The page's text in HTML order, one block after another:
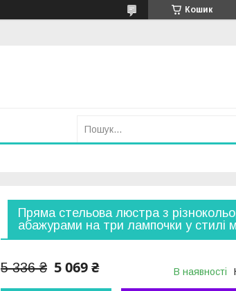
Кошик
Пряма стельова люстра з
абажурами на три лампочки у стилі
5 336 ₴ 5 069 ₴ В наявності